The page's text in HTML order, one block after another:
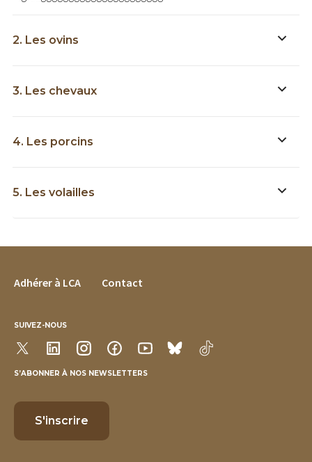
2. Les ovins
3. Les chevaux
4. Les porcins
5. Les volailles
FOOTER MENU
Adhérer à LCA Contact
SUIVEZ-NOUS
S’ABONNER À NOS NEWSLETTERS